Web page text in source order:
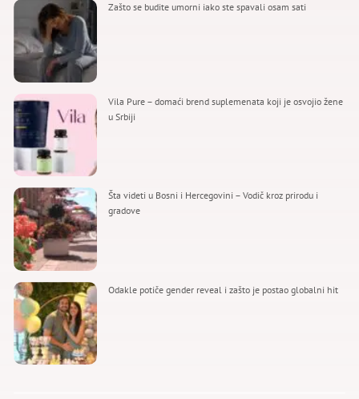
Zašto se budite umorni iako ste spavali osam sati
Vila Pure – domaći brend suplemenata koji je osvojio žene
u Srbiji
Šta videti u Bosni i Hercegovini – Vodič kroz prirodu i
gradove
Odakle potiče gender reveal i zašto je postao globalni hit